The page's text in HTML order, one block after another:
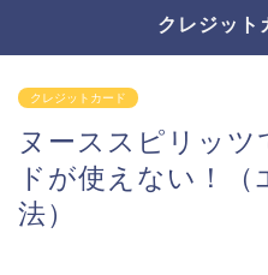
クレジット
クレジットカード
ヌーススピリッ
ドが使えない！（
法）